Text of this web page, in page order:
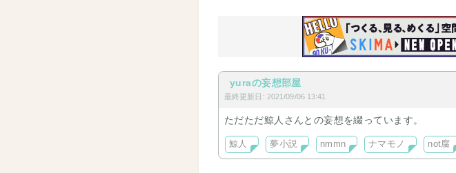
yuraの妄想部屋
最終更新日: 2021/09/06 13:41
ただただ鯨人さんとの妄想を綴っています。
鯨人 夢小説 nmmn ナマモノ not腐